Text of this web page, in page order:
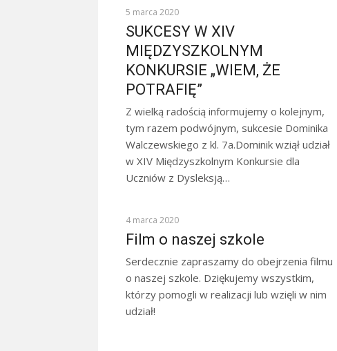
SUKCESY
5 marca 2020
SUKCESY W XIV
MIĘDZYSZKOLNYM
KONKURSIE „WIEM, ŻE
POTRAFIĘ”
Z wielką radością informujemy o kolejnym,
tym razem podwójnym, sukcesie Dominika
Walczewskiego z kl. 7a.Dominik wziął udział
w XIV Międzyszkolnym Konkursie dla
Uczniów z Dysleksją…
GALERIE
4 marca 2020
Film o naszej szkole
Serdecznie zapraszamy do obejrzenia filmu
o naszej szkole. Dziękujemy wszystkim,
którzy pomogli w realizacji lub wzięli w nim
udział!